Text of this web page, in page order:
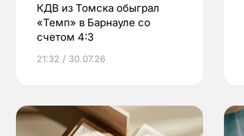
КДВ из Томска обыграл
«Темп» в Барнауле со
счетом 4:3
21:32 / 30.07.26